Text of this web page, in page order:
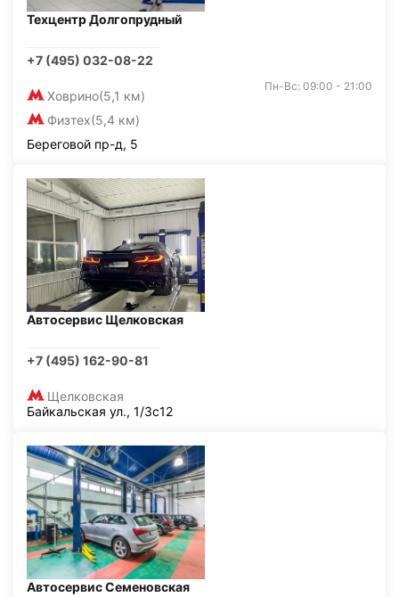
Техцентр Долгопрудный
+7 (495) 032-08-22
Ховрино(5,1 км)
Физтех(5,4 км)
Пн-Вс: 09:00 - 21:00
Береговой пр-д, 5
Автосервис Щелковская
+7 (495) 162-90-81
Щелковская
Байкальская ул., 1/3с12
Автосервис Семеновская